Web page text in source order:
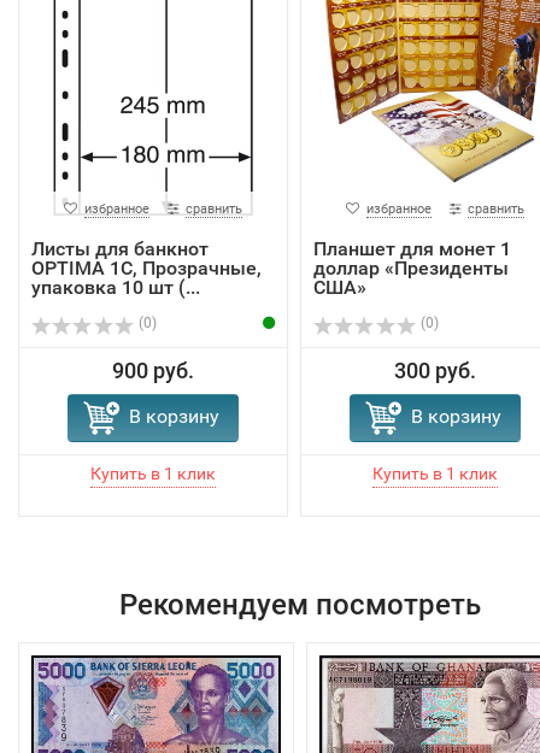
избранное сравнить
Листы для банкнот
OPTIMA 1C, Прозрачные,
упаковка 10 шт (...
(0)
900 руб.
В корзину
избранное сравнить
Планшет для монет 1
доллар «Президенты
США»
(0)
300 руб.
В корзину
Рекомендуем посмотреть